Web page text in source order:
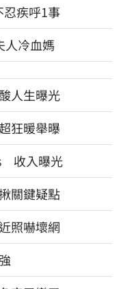
疾呼1事
人冷血媽
人生曝光
狂暖舉曝
收入曝光
關鍵疑點
照嚇壞網